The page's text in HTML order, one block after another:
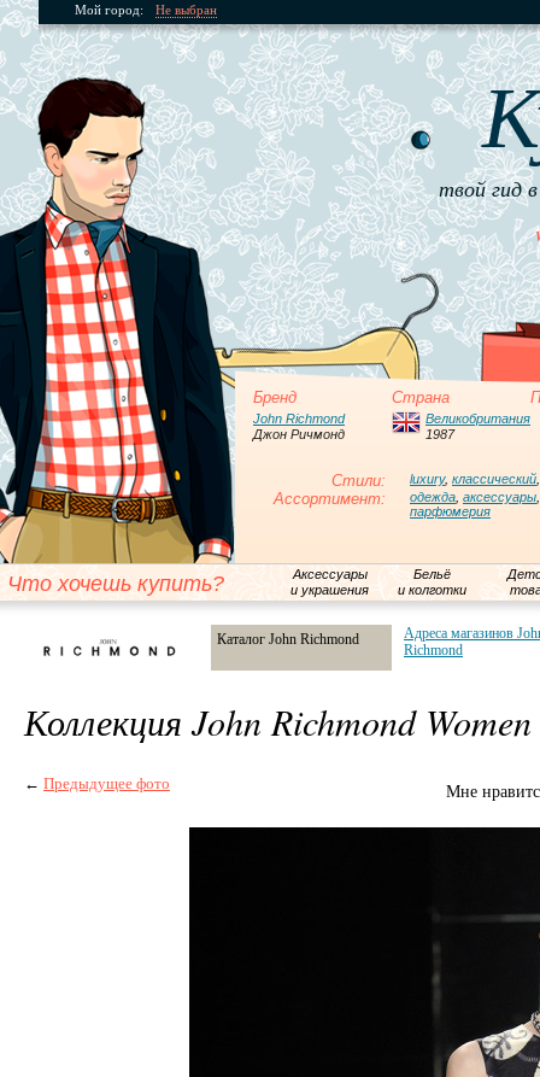
Мой город: Не выбран
твой гид
Бренд Страна
John Richmond
Джон Ричмонд
Великобритания
1987
Стили: luxury, классический
Ассортимент: одежда аксессуары
парфюмерия
Что хочешь купить?
Аксессуары
и украшения
Бельё
и колготки
Каталог John Richmond
Адреса магазинов
Richmond
Коллекция John Richmond
← Предыдущее фото Мне